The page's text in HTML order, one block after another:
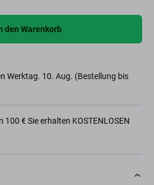
den Warenkorb
Werktag. 10. Aug. (Bestellung bis
100 € Sie erhalten KOSTENLOSEN